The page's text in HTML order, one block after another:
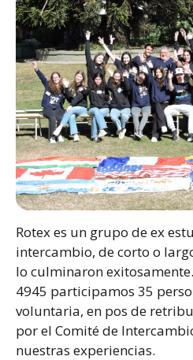
Rotex es un grupo de ex
intercambio, de corto o
lo culminaron
4945 participamos 35
voluntaria, en pos de
por el Comité de
nuestras experiencias.